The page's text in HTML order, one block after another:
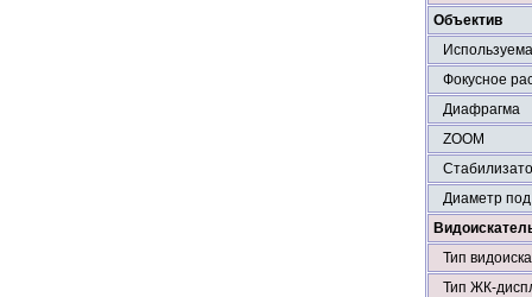
Объектив
Фокусное
Диафрагма
ZOOM
Диаметр
Тип
Тип ЖК-